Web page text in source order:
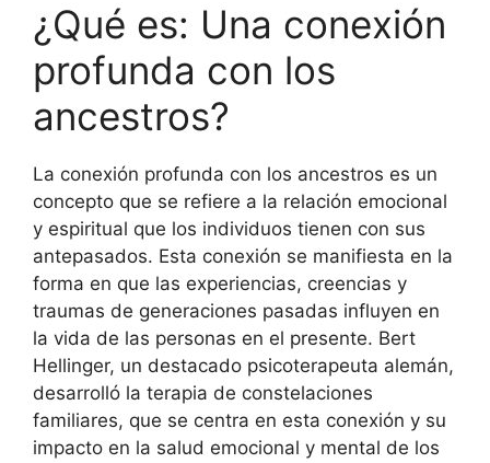
¿Qué es: Una conexión
profunda con los
ancestros?
La conexión profunda con los ancestros es un
concepto que se refiere a la relación emocional
y espiritual que los individuos tienen con sus
antepasados. Esta conexión se manifiesta en la
forma en que las experiencias, creencias y
traumas de generaciones pasadas influyen en
la vida de las personas en el presente. Bert
Hellinger, un destacado psicoterapeuta alemán,
desarrolló la terapia de constelaciones
familiares, que se centra en esta conexión y su
impacto en la salud emocional y mental de los